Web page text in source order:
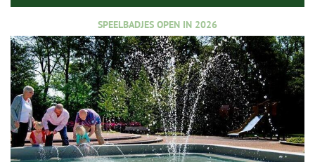
SPEELBADJES OPEN IN 2026